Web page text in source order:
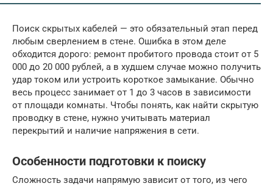
Поиск скрытых кабелей — это обязательный этап перед
любым сверлением в стене. Ошибка в этом деле
обходится дорого: ремонт пробитого провода стоит от 5
000 до 20 000 рублей, а в худшем случае можно получить
удар током или устроить короткое замыкание. Обычно
весь процесс занимает от 1 до 3 часов в зависимости
от площади комнаты. Чтобы понять, как найти скрытую
проводку в стене, нужно учитывать материал
перекрытий и наличие напряжения в сети.
Особенности подготовки к поиску
Сложность задачи напрямую зависит от того, из чего